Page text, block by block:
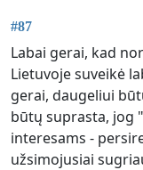
#87
Labai gerai, kad
Lietuvoje suveikė
gerai, daugeliui
būtų suprasta, jog
interesams -
užsimojusiai